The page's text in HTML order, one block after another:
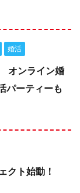
婚活
オンライン婚
パーティーも
クト始動！